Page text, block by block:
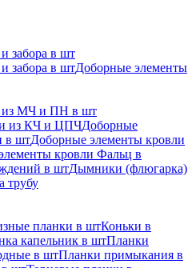
забора в шт
забора в штДоборные элементы
из МЧ и ПН в шт
из КЧ и ЦПЧДоборные
в штДоборные элементы кровли
кровли Фальц в
в штДымники (флюгарка)
трубу
планки в штКоньки в
капельник в штПланки
в штПланки примыкания в